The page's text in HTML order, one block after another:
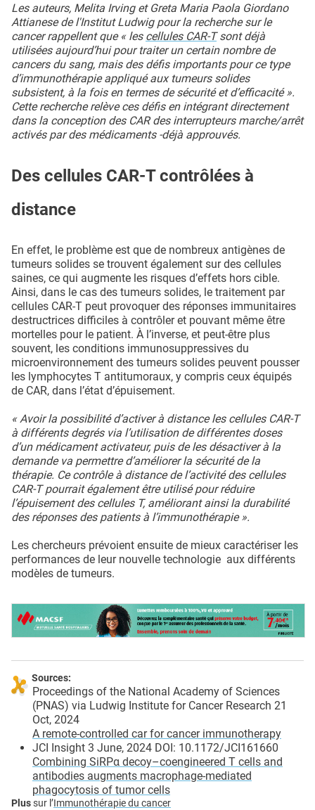
Les auteurs, Melita Irving et Greta Maria Paola Giordano
Attianese de l'Institut Ludwig pour la recherche sur le
cancer rappellent que « les cellules CAR-Tsont déjà
utilisées aujourd’hui pour traiter un certain nombre de
cancers du sang, mais des défis importants pour ce type
d’immunothérapie appliqué aux tumeurs solides
subsistent, à la fois en termes de sécurité et d’efficacité ».
Cette recherche relève ces défis en intégrant directement
dans la conception des CAR des interrupteurs marche/arrêt
activés par des médicaments -déjà approuvés.
Des cellules CAR-T contrôlées à
distance
En effet, le problème est que de nombreux antigènes de
tumeurs solides se trouvent également sur des cellules
saines, ce qui augmente les risques d’effets hors cible.
Ainsi, dans le cas des tumeurs solides, le traitement par
cellules CAR-T peut provoquer des réponses immunitaires
destructrices difficiles à contrôler et pouvant même être
mortelles pour le patient. À l’inverse, et peut-être plus
souvent, les conditions immunosuppressives du
microenvironnement des tumeurs solides peuvent pousser
les lymphocytes T antitumoraux, y compris ceux équipés
de CAR, dans l’état d’épuisement.
« Avoir la possibilité d’activer à distance les cellules CAR-T
à différents degrés via l’utilisation de différentes doses
d’un médicament activateur, puis de les désactiver à la
demande va permettre d’améliorer la sécurité de la
thérapie. Ce contrôle à distance de l’activité des cellules
CAR-T pourrait également être utilisé pour réduire
l’épuisement des cellules T, améliorant ainsi la durabilité
des réponses des patients à l’immunothérapie ».
Les chercheurs prévoient ensuite de mieux caractériser les
performances de leur nouvelle technologie aux différents
modèles de tumeurs.
Sources:
Proceedings of the National Academy of Sciences
(PNAS) via Ludwig Institute for Cancer Research 21
Oct, 2024
A remote-controlled car for cancer immunotherapy
JCI Insight 3 June, 2024 DOI: 10.1172/JCI161660
Combining SiRPα decoy–coengineered T cells and
antibodies augments macrophage-mediated
phagocytosis of tumor cells
Plussur l’Immunothérapie du cancer